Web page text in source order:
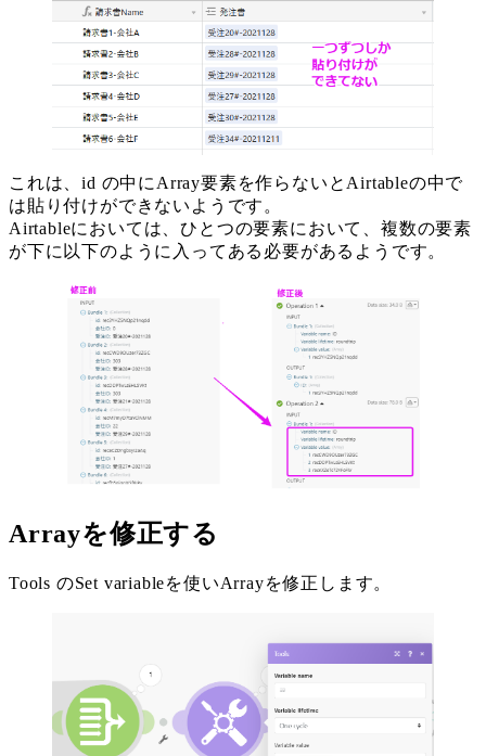
これは、id の中にArray要素を作らないとAirtableの中で
は貼り付けができないようです。
Airtableにおいては、ひとつの要素において、複数の要素
が下に以下のように入ってある必要があるようです。
Arrayを修正する
Tools のSet variableを使いArrayを修正します。